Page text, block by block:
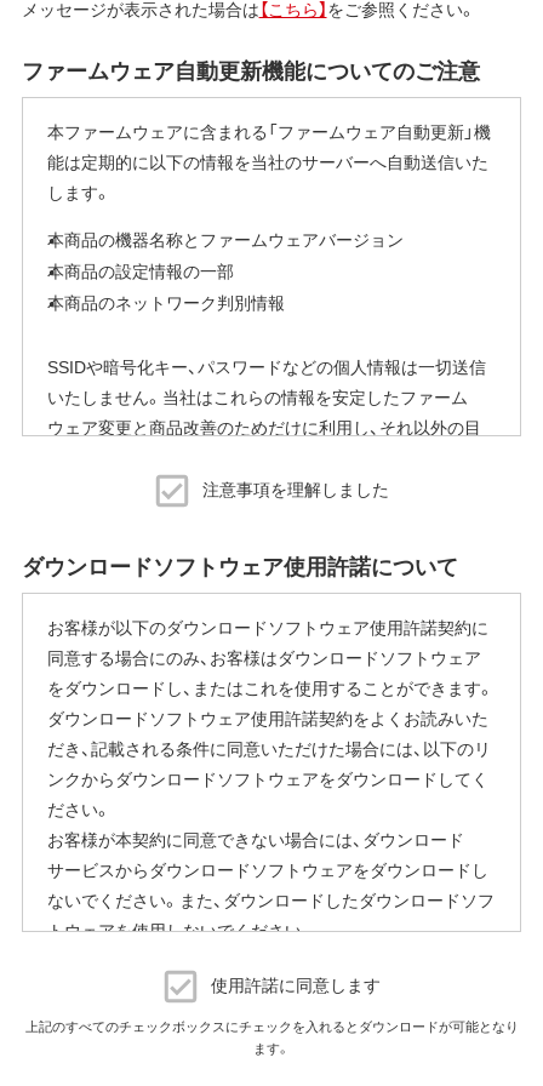
メッセージが表示された場合は【こちら】をご参照ください。
ファームウェア自動更新機能についてのご注意
本ファームウェアに含まれる「ファームウェア自動更新」機
能は定期的に以下の情報を当社のサーバーへ自動送信いた
します。
本商品の機器名称とファームウェアバージョン
本商品の設定情報の一部
本商品のネットワーク判別情報
SSIDや暗号化キー、パスワードなどの個人情報は一切送信
いたしません。当社はこれらの情報を安定したファーム
ウェア変更と商品改善のためだけに利用し、それ以外の目
※本機能を停止する方法
完了後すぐにエアステーション設定ツールから商品本体の
設定画面を表示していただき、[管理]-[ファームウェア更新]
内の「ファームウェア自動更新機能」で"自動更新をしな
い"に変更することで停止いただけます。
設定画面の表示方法の詳細は、本商品に同梱の取扱説明書
または、当社ホームページに掲載の「エアステーション設定
ガイド」をご覧ください。
本機能にはその他に下記の注意事項がございます。
ファームウェア自動更新中はインターネットに接続できな
くなります。
従量制課金契約の場合は、ファームウェアダウンロードに
よる通信費用や、パケット通信量の超過による速度制限が
注意事項を理解しました
ダウンロードソフトウェア使用許諾について
お客様が以下のダウンロードソフトウェア使用許諾契約に
同意する場合にのみ、お客様はダウンロードソフトウェア
をダウンロードし、またはこれを使用することができます。
ダウンロードソフトウェア使用許諾契約をよくお読みいた
だき、記載される条件に同意いただけた場合には、以下のリ
ンクからダウンロードソフトウェアをダウンロードしてく
ださい。
お客様が本契約に同意できない場合には、ダウンロード
サービスからダウンロードソフトウェアをダウンロードし
ないでください。また、ダウンロードしたダウンロードソフ
トウェアを使用しないでください。
ダウンロードソフトウェア使用許諾契約
（株）バッファロー（以下、弊社といいます）は、お客様がダウ
ンロードソフトウェア使用許諾契約（以下、本契約といいま
使用許諾に同意します
上記のすべてのチェックボックスにチェックを入れるとダウンロードが可能となり
ます。